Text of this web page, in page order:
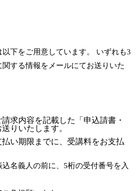
下をご用意しています。 いずれも3
する情報をメールにてお送りいた
求内容を記載した「申込請書・
りいたします。
い期限までに、受講料をお支払
名義人の前に、5桁の受付番号を入